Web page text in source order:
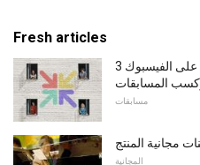
Fresh articles
3 طرق سهلة للحصول على أصوات على الفيسبوك
المسابقات
مسابقات
مجانية المنتج
المجانية